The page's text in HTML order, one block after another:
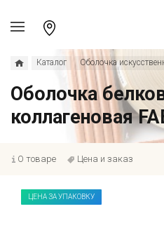
Каталог Оболочка
Оболочка
коллагеновая
О товаре Цена и заказ
ЦЕНА ЗА УПАКОВКУ